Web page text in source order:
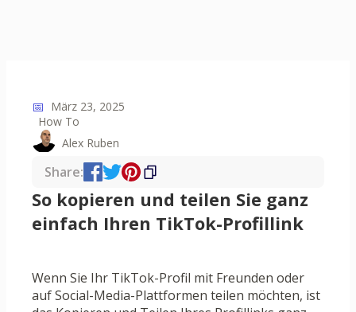
📅 März 23, 2025
How To
Alex Ruben
Share:
So kopieren und teilen Sie ganz
einfach Ihren TikTok-Profillink
Wenn Sie Ihr TikTok-Profil mit Freunden oder
auf Social-Media-Plattformen teilen möchten, ist